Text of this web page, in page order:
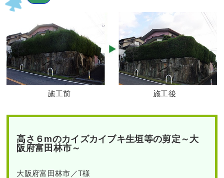
施工前 施工後
高さ６mのカイズカイブキ生垣等の剪定～大
阪府富田林市～
大阪府富田林市／T様